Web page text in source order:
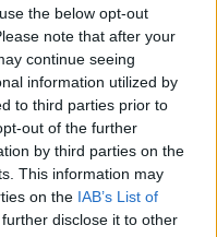
the below opt-out
note that after your
continue seeing
information utilized by
to third parties prior to
out of the further
by third parties on the
This information may
on the IAB’s List of
disclose it to other
00:33:37
tyrimai dėl
dangstytis
00:01:57
dėl jo išlaidų